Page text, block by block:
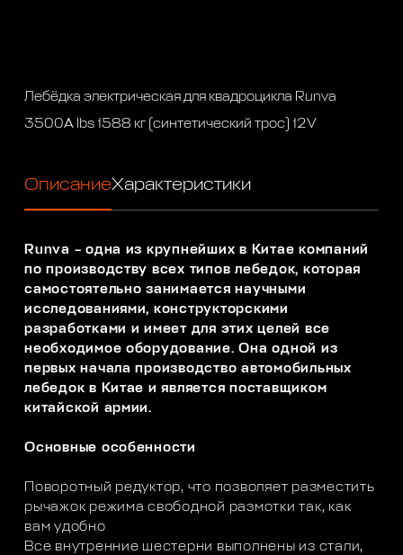
Лебёдка электрическая для квадроцикла Runva
3500A lbs 1588 кг (синтетический трос) 12V
ОписаниеХарактеристики
Runva – одна из крупнейших в Китае компаний
по производству всех типов лебедок, которая
самостоятельно занимается научными
исследованиями, конструкторскими
разработками и имеет для этих целей все
необходимое оборудование. Она одной из
первых начала производство автомобильных
лебедок в Китае и является поставщиком
китайской армии.
Основные особенности
Поворотный редуктор, что позволяет разместить
рычажок режима свободной размотки так, как
вам удобно
Все внутренние шестерни выполнены из стали,